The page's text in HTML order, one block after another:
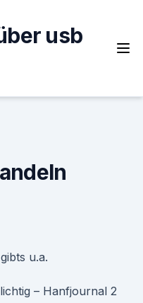
usb
u.a.
– Hanfjournal 2